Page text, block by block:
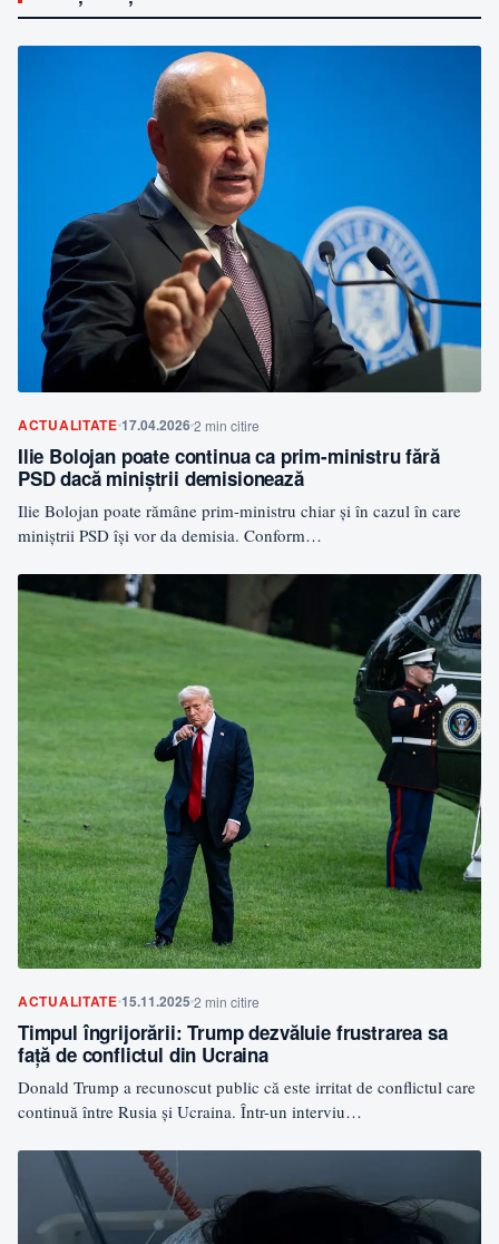
ACTUALITATE 17.04.2026 2 min citire
Ilie Bolojan poate continua ca prim-ministru fără
PSD dacă miniștrii demisionează
Ilie Bolojan poate rămâne prim-ministru chiar și în cazul în care
miniștrii PSD își vor da demisia. Conform…
ACTUALITATE 15.11.2025 2 min citire
Timpul îngrijorării: Trump dezvăluie frustrarea sa
față de conflictul din Ucraina
Donald Trump a recunoscut public că este irritat de conflictul care
continuă între Rusia și Ucraina. Într-un interviu…